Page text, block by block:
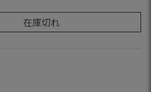
在庫切れ